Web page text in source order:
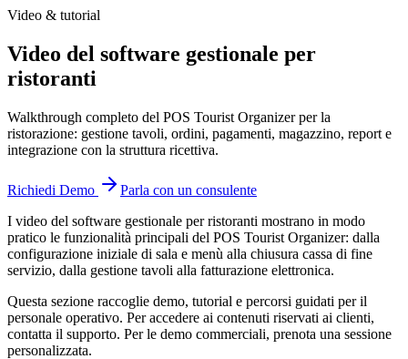
Video & tutorial
Video del software gestionale per
ristoranti
Walkthrough completo del POS Tourist Organizer per la
ristorazione: gestione tavoli, ordini, pagamenti, magazzino, report e
integrazione con la struttura ricettiva.
Richiedi Demo
Parla con un consulente
I video del software gestionale per ristoranti mostrano in modo
pratico le funzionalità principali del POS Tourist Organizer: dalla
configurazione iniziale di sala e menù alla chiusura cassa di fine
servizio, dalla gestione tavoli alla fatturazione elettronica.
Questa sezione raccoglie demo, tutorial e percorsi guidati per il
personale operativo. Per accedere ai contenuti riservati ai clienti,
contatta il supporto. Per le demo commerciali, prenota una sessione
personalizzata.